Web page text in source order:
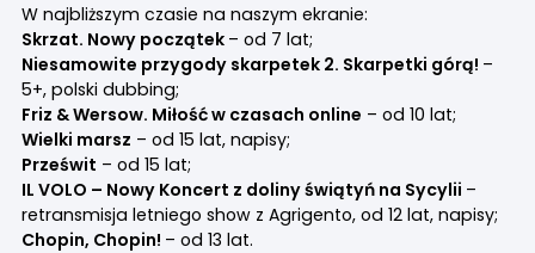
W najbliższym czasie na naszym ekranie:
Skrzat. Nowy początek – od 7 lat;
Niesamowite przygody skarpetek 2. Skarpetki górą! –
5+, polski dubbing;
Friz & Wersow. Miłość w czasach online – od 10 lat;
Wielki marsz – od 15 lat, napisy;
Prześwit – od 15 lat;
IL VOLO – Nowy Koncert z doliny świątyń na Sycylii –
retransmisja letniego show z Agrigento, od 12 lat, napisy;
Chopin, Chopin! – od 13 lat.